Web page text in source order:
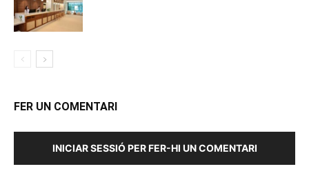
FER UN COMENTARI
INICIAR SESSIÓ PER FER-HI UN COMENTARI